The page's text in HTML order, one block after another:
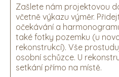
Zašlete nám projektovou
včetně výkazu výměr.
očekávání a
také fotky pozemku (u
rekonstrukcí). Vše
osobní schůzce. U
setkání přímo na místě.